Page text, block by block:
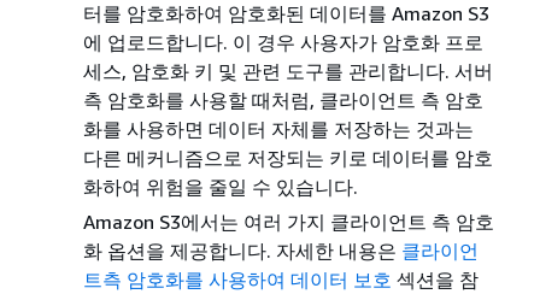
터를 암호화하여 암호화된 데이터를 Amazon S3
에 업로드합니다. 이 경우 사용자가 암호화 프로
세스, 암호화 키 및 관련 도구를 관리합니다. 서버
측 암호화를 사용할 때처럼, 클라이언트 측 암호
화를 사용하면 데이터 자체를 저장하는 것과는
다른 메커니즘으로 저장되는 키로 데이터를 암호
화하여 위험을 줄일 수 있습니다.
Amazon S3에서는 여러 가지 클라이언트 측 암호
화 옵션을 제공합니다. 자세한 내용은 클라이언
트측 암호화를 사용하여 데이터 보호 섹션을 참